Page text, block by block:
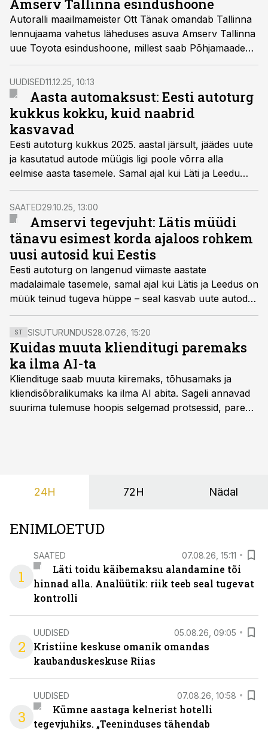
Amserv Tallinna esindushoone
Autoralli maailmameister Ott Tänak omandab Tallinna
lennujaama vahetus läheduses asuva Amserv Tallinna
uue Toyota esindushoone, millest saab Põhjamaade
suurim autokeskus. 1. juulil avatava enam kui 12 000
ruutmeetri suuruse keskuse arendas Capital Mill.
UUDISED11.12.25, 10:13
Aasta automaksust: Eesti autoturg
kukkus kokku, kuid naabrid
kasvavad
Eesti autoturg kukkus 2025. aastal järsult, jäädes uute
ja kasutatud autode müügis ligi poole võrra alla
eelmise aasta tasemele. Samal ajal kui Läti ja Leedu
autode müük kasvab.
SAATED29.10.25, 13:00
Amservi tegevjuht: Lätis müüdi
tänavu esimest korda ajaloos rohkem
uusi autosid kui Eestis
Eesti autoturg on langenud viimaste aastate
madalaimale tasemele, samal ajal kui Lätis ja Leedus on
müük teinud tugeva hüppe – seal kasvab uute autode
arv mitmekümne protsendi võrra. Saates „Äripäeva
TOP“ räägib Amserv Auto tegevjuht Rene Varek,
kuidas automaks ja majandusolukord on muutnud
inimeste ostukäitumist ning miks võib autoturu
taastumine võtta veel aega.
ST SISUTURUNDUS28.07.26, 15:20
Kuidas muuta klienditugi paremaks
ka ilma AI-ta
Kliendituge saab muuta kiiremaks, tõhusamaks ja
kliendisõbralikumaks ka ilma AI abita. Sageli annavad
suurima tulemuse hoopis selgemad protsessid, parem
24H 72H Nädal
ENIMLOETUD
1
SAATED 07.08.26, 15:11
Läti toidu käibemaksu alandamine tõi
hinnad alla. Analüütik: riik teeb seal tugevat
kontrolli
2
UUDISED 05.08.26, 09:05
Kristiine keskuse omanik omandas
kaubanduskeskuse Riias
3
UUDISED 07.08.26, 10:58
Kümne aastaga kelnerist hotelli
tegevjuhiks. „Teeninduses tähendab